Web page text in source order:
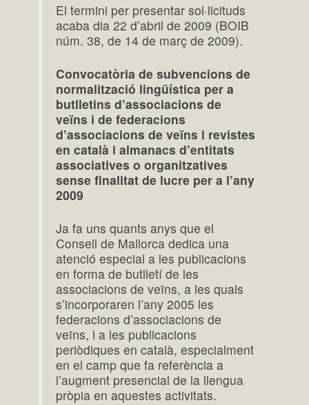
El termini per presentar sol·licituds
acaba dia 22 d’abril de 2009 (BOIB
núm. 38, de 14 de març de 2009).
Convocatòria de subvencions de
normalització lingüística per a
butlletins d’associacions de
veïns i de federacions
d’associacions de veïns i revistes
en català i almanacs d’entitats
associatives o organitzatives
sense finalitat de lucre per a l’any
2009
Ja fa uns quants anys que el
Consell de Mallorca dedica una
atenció especial a les publicacions
en forma de butlletí de les
associacions de veïns, a les quals
s’incorporaren l’any 2005 les
federacions d’associacions de
veïns, i a les publicacions
periòdiques en català, especialment
en el camp que fa referència a
l’augment presencial de la llengua
pròpia en aquestes activitats.